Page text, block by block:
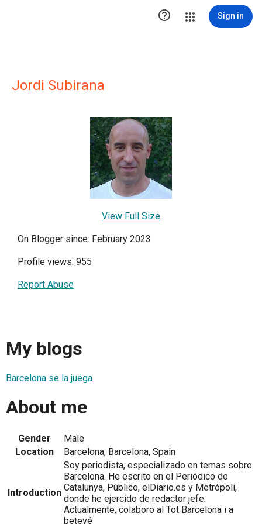
 Sign in
Jordi Subirana
View Full Size
On Blogger since: February 2023
Profile views: 955
Report Abuse
My blogs
Barcelona se la juega
About me
Gender
Male
Location
Barcelona, Barcelona, Spain
Introduction
Soy periodista, especializado en temas sobre
Barcelona. He escrito en el Periódico de
Catalunya, Público, elDiario.es y Metrópoli,
donde he ejercido de redactor jefe.
Actualmente, colaboro al Tot Barcelona i a
betevé